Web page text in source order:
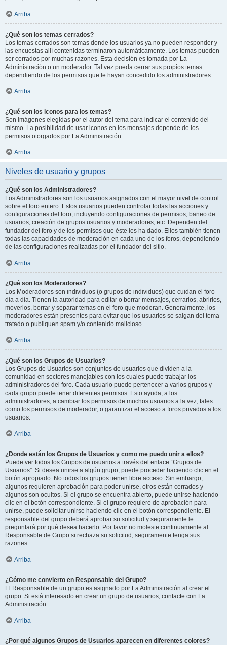
Arriba
¿Qué son los temas cerrados?
Los temas cerrados son temas donde los usuarios ya no pueden responder y
las encuestas allí contenidas terminaron automáticamente. Los temas pueden
ser cerrados por muchas razones. Esta decisión es tomada por La
Administración o un moderador. Tal vez pueda cerrar sus propios temas
dependiendo de los permisos que le hayan concedido los administradores.
Arriba
¿Qué son los iconos para los temas?
Son imágenes elegidas por el autor del tema para indicar el contenido del
mismo. La posibilidad de usar iconos en los mensajes depende de los
permisos otorgados por La Administración.
Arriba
Niveles de usuario y grupos
¿Qué son los Administradores?
Los Administradores son los usuarios asignados con el mayor nivel de control
sobre el foro entero. Estos usuarios pueden controlar todas las acciones y
configuraciones del foro, incluyendo configuraciones de permisos, baneo de
usuarios, creación de grupos usuarios y moderadores, etc. Dependen del
fundador del foro y de los permisos que éste les ha dado. Ellos también tienen
todas las capacidades de moderación en cada uno de los foros, dependiendo
de las configuraciones realizadas por el fundador del sitio.
Arriba
¿Qué son los Moderadores?
Los Moderadores son individuos (o grupos de individuos) que cuidan el foro
día a día. Tienen la autoridad para editar o borrar mensajes, cerrarlos, abrirlos,
moverlos, borrar y separar temas en el foro que moderan. Generalmente, los
moderadores están presentes para evitar que los usuarios se salgan del tema
tratado o publiquen spam y/o contenido malicioso.
Arriba
¿Qué son los Grupos de Usuarios?
Los Grupos de Usuarios son conjuntos de usuarios que dividen a la
comunidad en sectores manejables con los cuales puede trabajar los
administradores del foro. Cada usuario puede pertenecer a varios grupos y
cada grupo puede tener diferentes permisos. Esto ayuda, a los
administradores, a cambiar los permisos de muchos usuarios a la vez, tales
como los permisos de moderador, o garantizar el acceso a foros privados a los
usuarios.
Arriba
¿Donde están los Grupos de Usuarios y como me puedo unir a ellos?
Puede ver todos los Grupos de usuarios a través del enlace “Grupos de
Usuarios”. Si desea unirse a algún grupo, puede proceder haciendo clic en el
botón apropiado. No todos los grupos tienen libre acceso. Sin embargo,
algunos requieren aprobación para poder unirse, otros están cerrados y
algunos son ocultos. Si el grupo se encuentra abierto, puede unirse haciendo
clic en el botón correspondiente. Si el grupo requiere de aprobación para
unirse, puede solicitar unirse haciendo clic en el botón correspondiente. El
responsable del grupo deberá aprobar su solicitud y seguramente le
preguntará por qué desea hacerlo. Por favor no moleste continuamente al
Responsable de Grupo si rechaza su solicitud; seguramente tenga sus
razones.
Arriba
¿Cómo me convierto en Responsable del Grupo?
El Responsable de un grupo es asignado por La Administración al crear el
grupo. Si está interesado en crear un grupo de usuarios, contacte con La
Administración.
Arriba
¿Por qué algunos Grupos de Usuarios aparecen en diferentes colores?